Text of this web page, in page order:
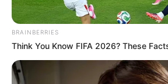
BRAINBERRIES
Think You Know FIFA 2026? These